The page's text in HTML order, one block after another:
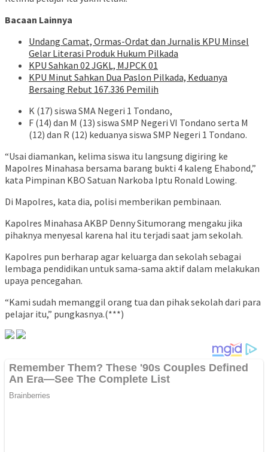
Bacaan Lainnya
Undang Camat, Ormas-Ordat dan Jurnalis KPU Minsel
Gelar Literasi Produk Hukum Pilkada
KPU Sahkan 02 JGKL, MJPCK 01
KPU Minut Sahkan Dua Paslon Pilkada, Keduanya
Bersaing Rebut 167.336 Pemilih
K (17) siswa SMA Negeri 1 Tondano,
F (14) dan M (13) siswa SMP Negeri VI Tondano serta M
(12) dan R (12) keduanya siswa SMP Negeri 1 Tondano.
“Usai diamankan, kelima siswa itu langsung digiring ke
Mapolres Minahasa bersama barang bukti 4 kaleng Ehabond,”
kata Pimpinan KBO Satuan Narkoba Iptu Ronald Lowing.
Di Mapolres, kata dia, polisi memberikan pembinaan.
Kapolres Minahasa AKBP Denny Situmorang mengaku jika
pihaknya menyesal karena hal itu terjadi saat jam sekolah.
Kapolres pun berharap agar keluarga dan sekolah sebagai
lembaga pendidikan untuk sama-sama aktif dalam melakukan
upaya pencegahan.
“Kami sudah memanggil orang tua dan pihak sekolah dari para
pelajar itu,” pungkasnya.(***)